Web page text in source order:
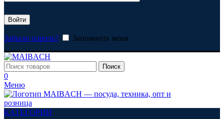
Войти
Забыли пароль? Запомнить меня
Поиск
0
Меню
КАТЕГОРИИ